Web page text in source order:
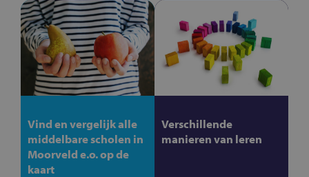
Vind en vergelijk alle
middelbare scholen in
Moorveld e.o. op de
kaart
Verschillende
manieren van leren